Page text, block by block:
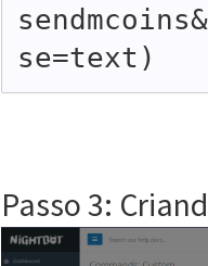
se=text)
Passo 3: